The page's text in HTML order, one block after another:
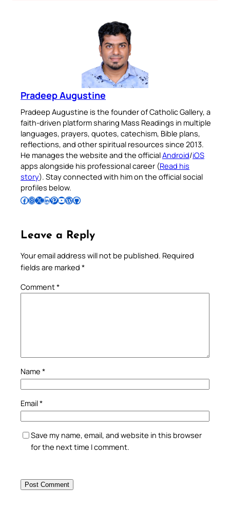
Pradeep Augustine
Pradeep Augustine is the founder of Catholic Gallery, a
faith-driven platform sharing Mass Readings in multiple
languages, prayers, quotes, catechism, Bible plans,
reflections, and other spiritual resources since 2013.
He manages the website and the officialAndroid/iOS
apps alongside his professional career (Read his
story). Stay connected with him on the official social
profiles below.
Follow Pradeep on Facebook Follow Pradeep on InstagramFollow Pradeep on X Follow Pradeep on LinkedIn Follow Pradeep on Pinterest Subscribe to Pradeep’s Youtube Channel Follow Pradeep on WordPress Follow Pradeep on GitHub
Leave a Reply
Your email address will not be published. Required
fields are marked *
Comment*
Name *
Email*
Save my name, email, and website in this browser
for the next time I comment.